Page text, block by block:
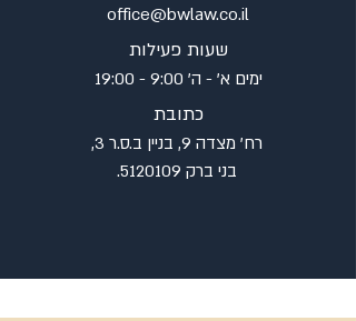
office@bwlaw.co.il
שעות פעילות
ימים א' - ה' 9:00 - 19:00
כתובת
רח' מצדה 9, בניין ב.ס.ר 3,
בני ברק 5120109
.